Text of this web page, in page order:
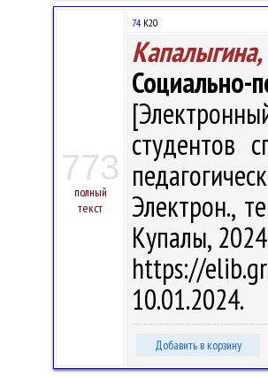
773
полный
текст
74 К20
Социально-
студентов
Электрон.,
Купалы,
https://
10.01.2024.
Добавить в корзину